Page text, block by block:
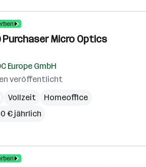
Purchaser Micro Optics
Europe GmbH
veröffentlicht
Vollzeit
Homeoffice
€ jährlich